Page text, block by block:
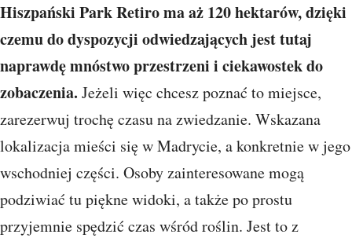
Hiszpański Park Retiro ma aż 120 hektarów, dzięki
czemu do dyspozycji odwiedzających jest tutaj
naprawdę mnóstwo przestrzeni i ciekawostek do
zobaczenia. Jeżeli więc chcesz poznać to miejsce,
zarezerwuj trochę czasu na zwiedzanie. Wskazana
lokalizacja mieści się w Madrycie, a konkretnie w jego
wschodniej części. Osoby zainteresowane mogą
podziwiać tu piękne widoki, a także po prostu
przyjemnie spędzić czas wśród roślin. Jest to z